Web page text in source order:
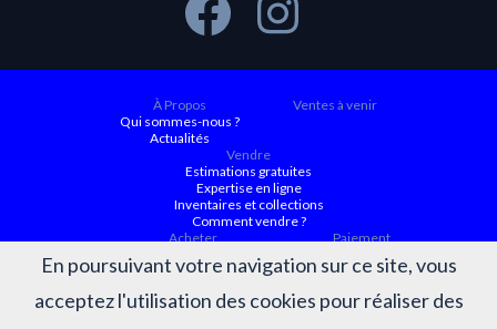
En poursuivant votre navigation sur ce site, vous
acceptez l'utilisation des cookies pour réaliser des
À Propos
Qui sommes-nous ?
Actualités
Ventes à venir
Vendre
Estimations gratuites
Expertise en ligne
Inventaires et collections
Comment vendre ?
Acheter
Ordre d'achat
Paiement
Résultats
Judiciaire ACTAURA